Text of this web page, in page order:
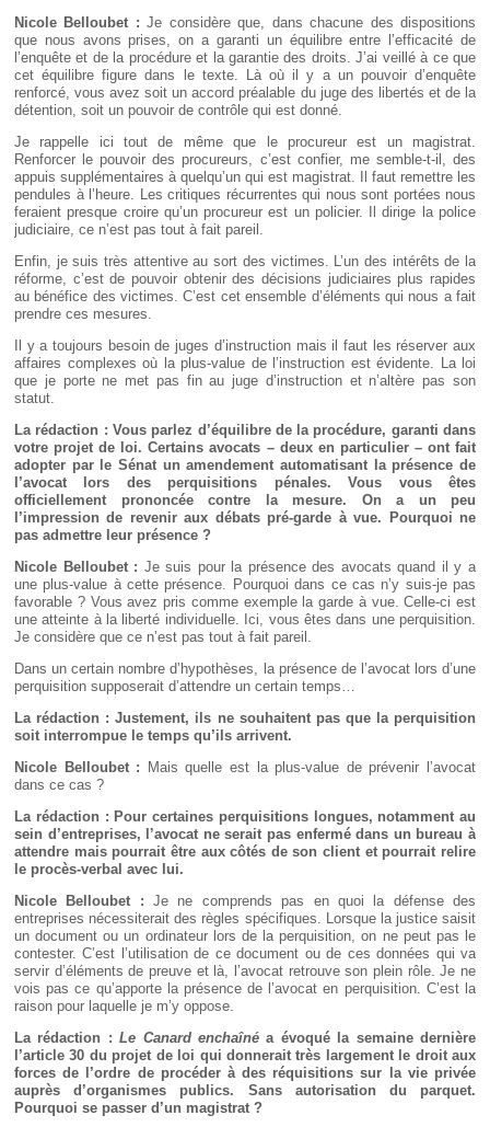
Nicole Belloubet : Je considère que, dans chacune des dispositions
que nous avons prises, on a garanti un équilibre entre l’efficacité de
l’enquête et de la procédure et la garantie des droits. J’ai veillé à ce que
cet équilibre figure dans le texte. Là où il y a un pouvoir d’enquête
renforcé, vous avez soit un accord préalable du juge des libertés et de la
détention, soit un pouvoir de contrôle qui est donné.
Je rappelle ici tout de même que le procureur est un magistrat.
Renforcer le pouvoir des procureurs, c’est confier, me semble-t-il, des
appuis supplémentaires à quelqu’un qui est magistrat. Il faut remettre les
pendules à l’heure. Les critiques récurrentes qui nous sont portées nous
feraient presque croire qu’un procureur est un policier. Il dirige la police
judiciaire, ce n’est pas tout à fait pareil.
Enfin, je suis très attentive au sort des victimes. L’un des intérêts de la
réforme, c’est de pouvoir obtenir des décisions judiciaires plus rapides
au bénéfice des victimes. C’est cet ensemble d’éléments qui nous a fait
prendre ces mesures.
Il y a toujours besoin de juges d’instruction mais il faut les réserver aux
affaires complexes où la plus-value de l’instruction est évidente. La loi
que je porte ne met pas fin au juge d’instruction et n’altère pas son
statut.
La rédaction : Vous parlez d’équilibre de la procédure, garanti dans
votre projet de loi. Certains avocats – deux en particulier – ont fait
adopter par le Sénat un amendement automatisant la présence de
l’avocat lors des perquisitions pénales. Vous vous êtes
officiellement prononcée contre la mesure. On a un peu
l’impression de revenir aux débats pré-garde à vue. Pourquoi ne
pas admettre leur présence ?
Nicole Belloubet : Je suis pour la présence des avocats quand il y a
une plus-value à cette présence. Pourquoi dans ce cas n’y suis-je pas
favorable ? Vous avez pris comme exemple la garde à vue. Celle-ci est
une atteinte à la liberté individuelle. Ici, vous êtes dans une perquisition.
Je considère que ce n’est pas tout à fait pareil.
Dans un certain nombre d’hypothèses, la présence de l’avocat lors d’une
perquisition supposerait d’attendre un certain temps…
La rédaction : Justement, ils ne souhaitent pas que la perquisition
soit interrompue le temps qu’ils arrivent.
Nicole Belloubet :
Mais quelle est la plus-value de prévenir l’avocat
dans ce cas ?
La rédaction : Pour certaines perquisitions longues, notamment au
sein d’entreprises, l’avocat ne serait pas enfermé dans un bureau à
attendre mais pourrait être aux côtés de son client et pourrait relire
le procès-verbal avec lui.
Nicole Belloubet :Je ne comprends pas en quoi la défense des
entreprises nécessiterait des règles spécifiques. Lorsque la justice saisit
un document ou un ordinateur lors de la perquisition, on ne peut pas le
contester. C’est l’utilisation de ce document ou de ces données qui va
servir d’éléments de preuve et là, l’avocat retrouve son plein rôle. Je ne
vois pas ce qu’apporte la présence de l’avocat en perquisition. C’est la
raison pour laquelle je m’y oppose.
La rédaction :Le Canard enchaîné a évoqué la semaine dernière
l’article 30 du projet de loi qui donnerait très largement le droit aux
forces de l’ordre de procéder à des réquisitions sur la vie privée
auprès d’organismes publics. Sans autorisation du parquet.
Pourquoi se passer d’un magistrat ?